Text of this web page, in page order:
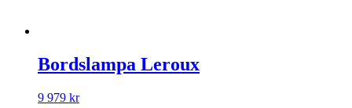
Bordslampa Leroux
9 979 kr